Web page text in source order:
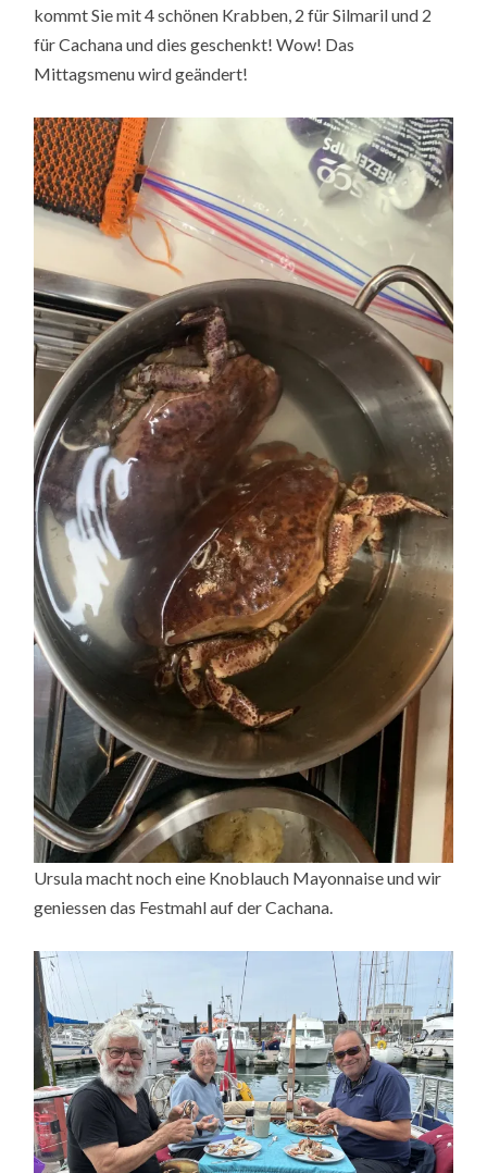
kommt Sie mit 4 schönen Krabben, 2 für Silmaril und 2
für Cachana und dies geschenkt! Wow! Das
Mittagsmenu wird geändert!
Ursula macht noch eine Knoblauch Mayonnaise und wir
geniessen das Festmahl auf der Cachana.